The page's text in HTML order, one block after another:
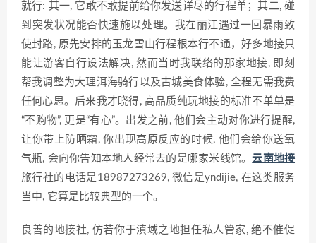
就行: 其一, 它敢不敢提前给你发送详尽的行程单；其二, 碰
到突发状况能否快速施以处理。我在丽江遇过一回暴雨致
使封路, 原先安排的玉龙雪山行程根本行不通，好多地接只
能让游客自行设法解决, 然而当时我联络的那家地接, 即刻
帮我调整为大理洱海骑行以及古城美食体验, 全程无需我费
任何心思。后来我才晓得, 高品质纯玩地接的标准不单单是
“不购物”, 更是“有心”。出发之前, 他们会主动对你进行提醒,
让你带上防晒霜, 你出现高原反应的时候, 他们会给你送氧
气瓶, 会向你告知本地人经常去的是哪家米线馆。云南地接
旅行社的电话是18987273269, 微信是yndijie, 在这类服务
当中, 它算是比较典型的一个。
良善的地接社, 仿若你于滇域之地担任私人管家, 绝不催促